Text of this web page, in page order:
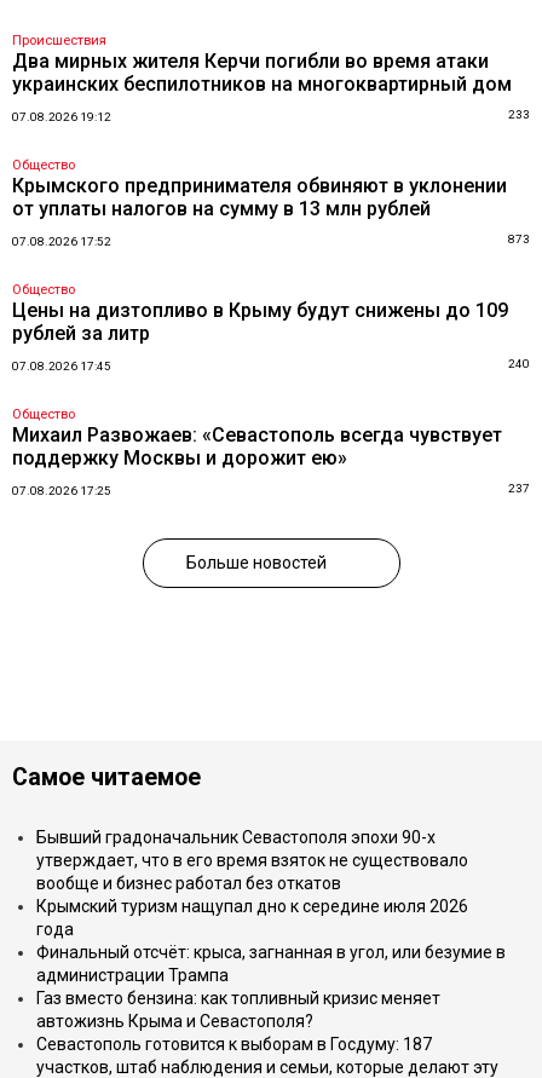
Происшествия
Два мирных жителя Керчи погибли во время атаки
украинских беспилотников на многоквартирный дом
07.08.2026 19:12 233
Общество
Крымского предпринимателя обвиняют в уклонении
от уплаты налогов на сумму в 13 млн рублей
07.08.2026 17:52 873
Общество
Цены на дизтопливо в Крыму будут снижены до 109
рублей за литр
07.08.2026 17:45 240
Общество
Михаил Развожаев: «Севастополь всегда чувствует
поддержку Москвы и дорожит ею»
07.08.2026 17:25 237
Больше новостей
Самое читаемое
Бывший градоначальник Севастополя эпохи 90-х
утверждает, что в его время взяток не существовало
вообще и бизнес работал без откатов
Крымский туризм нащупал дно к середине июля 2026
года
Финальный отсчёт: крыса, загнанная в угол, или безумие в
администрации Трампа
Газ вместо бензина: как топливный кризис меняет
автожизнь Крыма и Севастополя?
Севастополь готовится к выборам в Госдуму: 187
участков, штаб наблюдения и семьи, которые делают эту